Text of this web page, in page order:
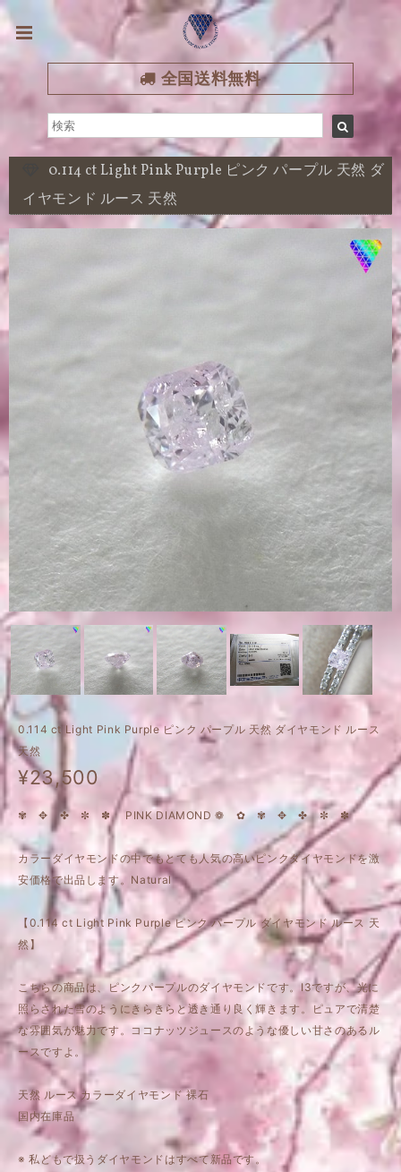
全国送料無料
0.114 ct Light Pink Purple ピンク パープル 天然 ダ
イヤモンド ルース 天然
0.114 ct Light Pink Purple ピンク パープル 天然 ダイヤモンド ルース
天然
¥23,500
✾ ✥ ✤ ✼ ✽ PINK DIAMOND ❁ ✿ ✾ ✥ ✤ ✼ ✽
カラーダイヤモンドの中でもとても人気の高いピンクダイヤモンドを激
安価格で出品します。Natural
【0.114 ct Light Pink Purple ピンク パープル ダイヤモンド ルース 天
然】
こちらの商品は、ピンクパープルのダイヤモンドです。I3ですが、光に
照らされた雪のようにきらきらと透き通り良く輝きます。ピュアで清楚
な雰囲気が魅力です。ココナッツジュースのような優しい甘さのあるル
ースですよ。
天然 ルース カラーダイヤモンド 裸石
国内在庫品
※ 私どもで扱うダイヤモンドはすべて新品です。